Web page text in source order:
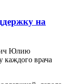
на
Юлию
каждого врача